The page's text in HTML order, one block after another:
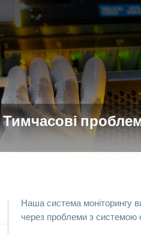
Тимчасові
Наша система моніторингу
через проблеми з системою